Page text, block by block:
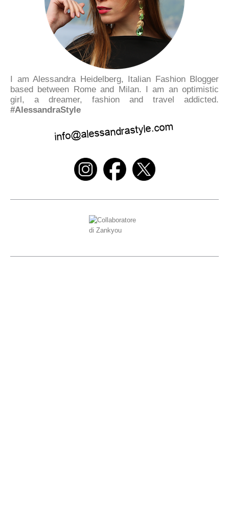
I am Alessandra Heidelberg, Italian Fashion Blogger
based between Rome and Milan. I am an optimistic
girl, a dreamer, fashion and travel addicted.
#AlessandraStyle